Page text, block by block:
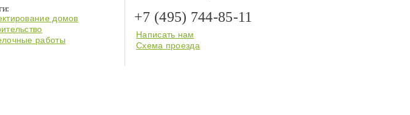
домов
работы
+7 (495) 744-85-11
Написать нам
Схема проезда